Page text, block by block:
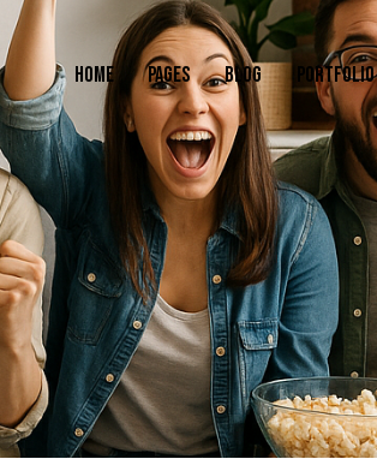
HOME PAGES BLOG PORTFOLIO